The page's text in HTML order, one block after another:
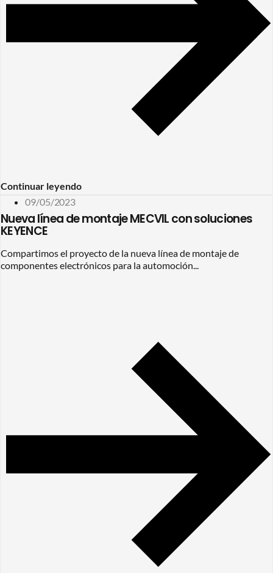
Continuar leyendo
09/05/2023
Nueva línea de montaje MECVIL con soluciones
KEYENCE
Compartimos el proyecto de la nueva línea de montaje de
componentes electrónicos para la automoción...